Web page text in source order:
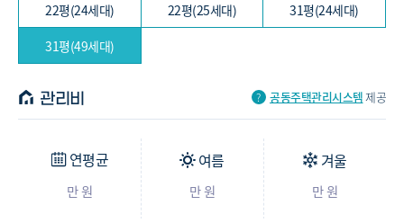
22평(24세대) 22평(25세대)
31평(24세대)
31평(49세대)
관리비 공동주택관리시스템제공
연평균
만 원
여름
만 원
겨울
만 원